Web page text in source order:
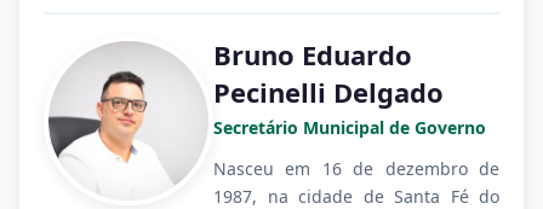
Bruno Eduardo
Pecinelli Delgado
Secretário Municipal de Governo
Nasceu em 16 de dezembro de
1987, na cidade de Santa Fé do